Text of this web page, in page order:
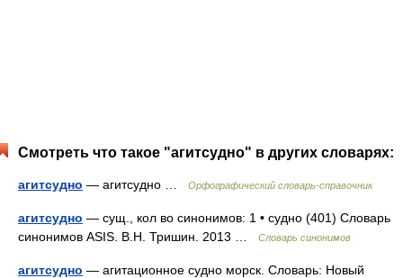
Смотреть что такое "агитсудно" в других словарях:
агитсудно — агитсудно … Орфографический словарь-справочник
агитсудно — сущ., кол во синонимов: 1 • судно (401) Словарь
синонимов ASIS. В.Н. Тришин. 2013 …
Словарь синонимов
агитсудно — агитационное судно морск. Словарь: Новый